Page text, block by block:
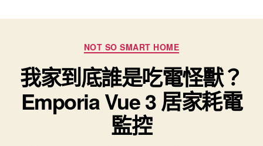
分
類
NOT SO SMART HOME
我家到底誰是吃電怪獸？
Emporia Vue 3 居家耗電
監控